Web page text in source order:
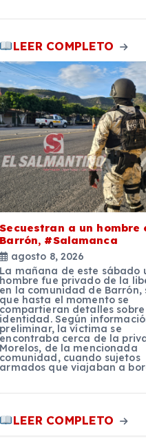
LEER COMPLETO
Secuestran a un hombre
Barrón, #Salamanca
agosto 8, 2026
La mañana de este sábado
hombre fue privado de la
en la comunidad de Barrón,
que hasta el momento se
compartieran detalles sobre
identidad. Según
preliminar, la víctima se
encontraba cerca de la
Morelos, de la mencionada
comunidad, cuando sujetos
armados que viajaban a
LEER COMPLETO